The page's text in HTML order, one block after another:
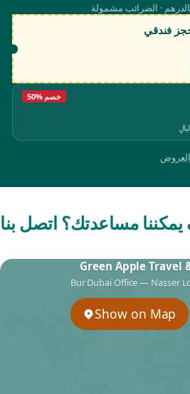
فندقي
50% خصم
مساعدتك؟ اتصل بنا
Green Apple Travel
Bur Dubai Office — Nasser
Show on Map